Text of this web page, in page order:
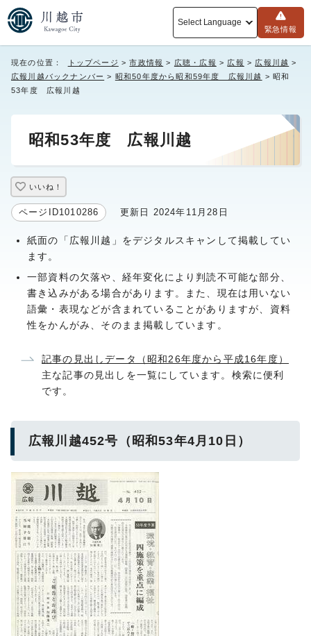
Select Language
緊急情報
現在の位置： トップページ >市政情報 > 広聴・広報 > 広報 > 広報川越 >
広報川越バックナンバー > 昭和50年度から昭和59年度 広報川越 > 昭和
53年度 広報川越
昭和53年度 広報川越
いいね！
ページID1010286 更新日 2024年11月28日
紙面の「広報川越」をデジタルスキャンして掲載してい
ます。
一部資料の欠落や、経年変化により判読不可能な部分、
書き込みがある場合があります。また、現在は用いない
語彙・表現などが含まれていることがありますが、資料
性をかんがみ、そのまま掲載しています。
記事の見出しデータ（昭和26年度から平成16年度）
主な記事の見出しを一覧にしています。検索に便利
です。
広報川越452号（昭和53年4月10日）